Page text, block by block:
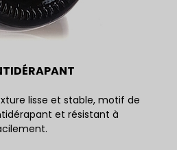
lisse et stable, motif de
et résistant à